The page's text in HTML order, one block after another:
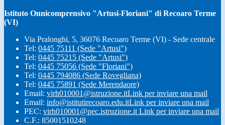
Istituto Onnicomprensivo "Artusi-Floriani" di Recoaro Terme
(VI)
Via Pralonghi, 5, 36076 Recoaro Terme (VI) - Sede centrale
Tel: 0445 75111 (Sede "Artusi")
Tel: 0445 75215 (Sede "Artusi")
Tel: 0445 75056 (Sede "Floriani")
Tel: 0445 794086 (Sede Rovegliana)
Tel: 0445 75891 (Sede Merendaore)
Email: virh010001@istruzione.itLink per inviare una mail
Email: info@istitutirecoaro.edu.itLink per inviare una mail
PEC: virh010001@pec.istruzione.it Link per inviare una mail
C.F.: 85001510248